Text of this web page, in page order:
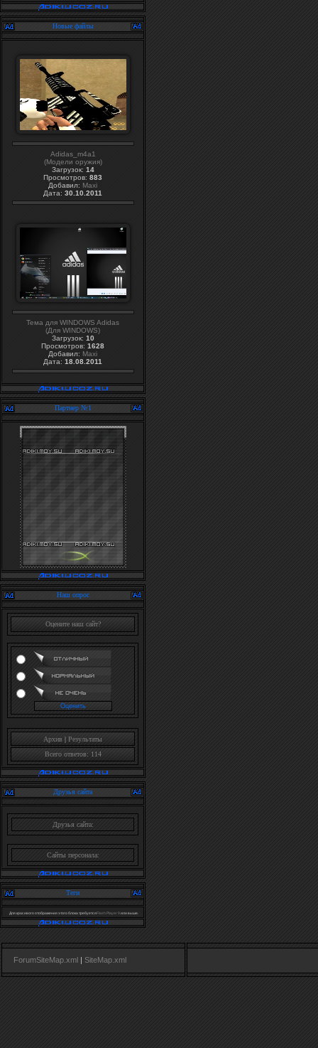
Новые файлы
Adidas_m4a1
(Модели оружия)
Загрузок: 14
Просмотров: 883
Добавил: Maxi
Дата: 30.10.2011
Тема для WINDOWS Adidas
(Для WINDOWS)
Загрузок: 10
Просмотров: 1628
Добавил: Maxi
Дата: 18.08.2011
Партнер №1
Наш опрос
Оцените наш сайт?
Архив | Результаты
Всего ответов: 114
Друзья сайта
Друзья сайта:
Сайты персонала:
Теги
Для красивого отображения этого блока требуетсяFlash Player 9или выше.
ForumSiteMap.xml | SiteMap.xml